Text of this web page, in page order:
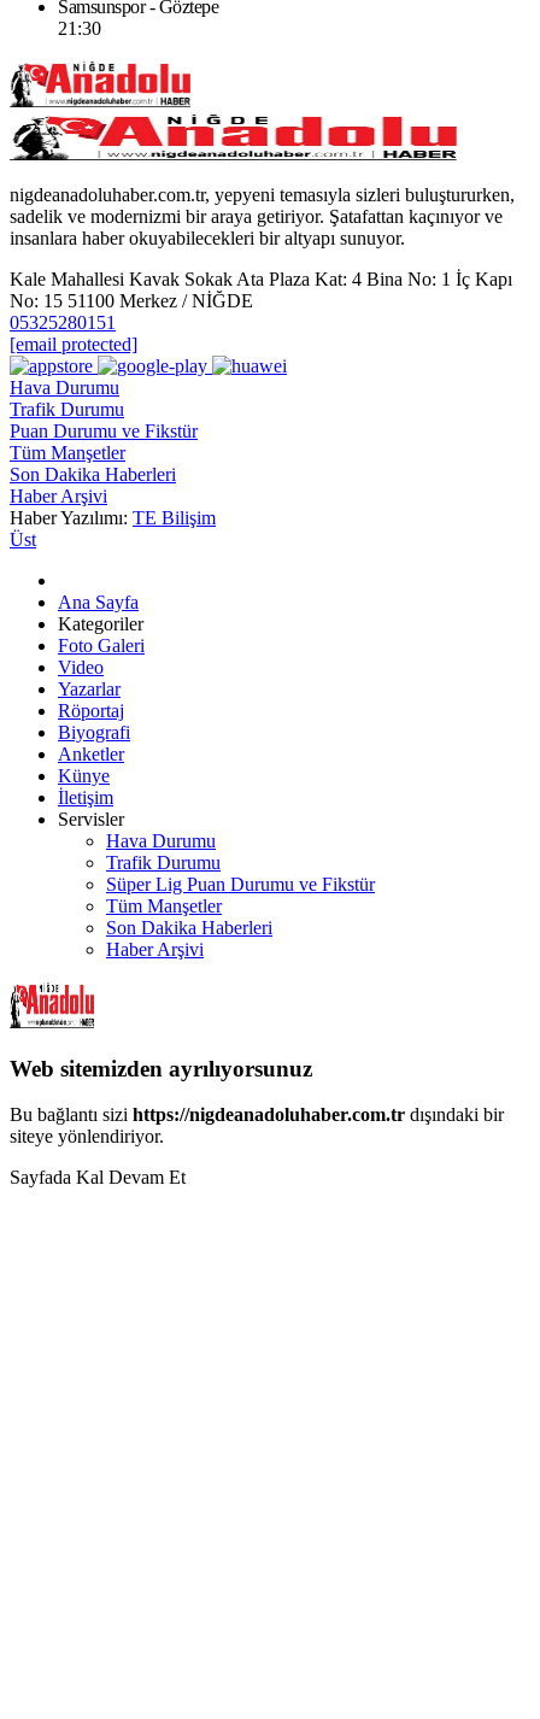
Samsunspor - Göztepe
21:30
nigdeanadoluhaber.com.tr, yepyeni temasıyla sizleri buluştururken,
sadelik ve modernizmi bir araya getiriyor. Şatafattan kaçınıyor ve
insanlara haber okuyabilecekleri bir altyapı sunuyor.
Kale Mahallesi Kavak Sokak Ata Plaza Kat: 4 Bina No: 1 İç Kapı
No: 15 51100 Merkez / NİĞDE
05325280151
[email protected]
Hava Durumu
Trafik Durumu
Puan Durumu ve Fikstür
Tüm Manşetler
Son Dakika Haberleri
Haber Arşivi
Haber Yazılımı: TE Bilişim
Üst
Ana Sayfa
Kategoriler
Foto Galeri
Video
Yazarlar
Röportaj
Biyografi
Anketler
Künye
İletişim
Servisler
Hava Durumu
Trafik Durumu
Süper Lig Puan Durumu ve Fikstür
Tüm Manşetler
Son Dakika Haberleri
Haber Arşivi
Web sitemizden ayrılıyorsunuz
Bu bağlantı sizi https://nigdeanadoluhaber.com.tr dışındaki bir
siteye yönlendiriyor.
Sayfada Kal Devam Et